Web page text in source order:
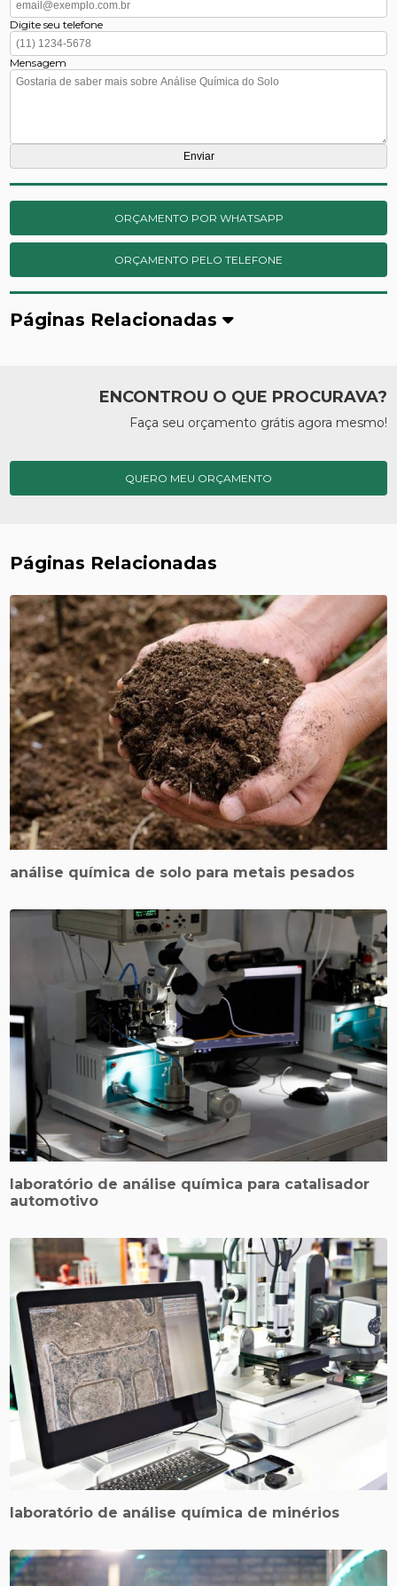
Digite seu telefone
Mensagem
ORÇAMENTO POR WHATSAPP
ORÇAMENTO PELO TELEFONE
Páginas Relacionadas
ENCONTROU O QUE PROCURAVA?
Faça seu orçamento grátis agora mesmo!
QUERO MEU ORÇAMENTO
Páginas Relacionadas
análise química de solo para metais pesados
laboratório de análise química para catalisador
automotivo
laboratório de análise química de minérios